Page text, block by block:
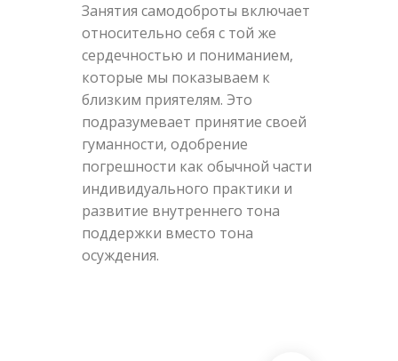
Занятия самодоброты включает
относительно себя с той же
сердечностью и пониманием,
которые мы показываем к
близким приятелям. Это
подразумевает принятие своей
гуманности, одобрение
погрешности как обычной части
индивидуального практики и
развитие внутреннего тона
поддержки вместо тона
осуждения.